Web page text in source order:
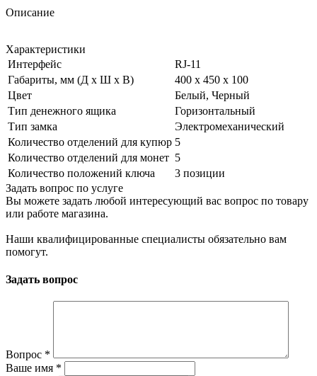
Описание
Характеристики
Интерфейс
RJ-11
Габариты, мм (Д x Ш x В)
400 x 450 x 100
Цвет
Белый, Черный
Тип денежного ящика
Горизонтальный
Тип замка
Электромеханический
Количество отделений для купюр 5
Количество отделений для монет 5
Количество положений ключа
3 позиции
Задать вопрос по услуге
Вы можете задать любой интересующий вас вопрос по товару
или работе магазина.
Наши квалифицированные специалисты обязательно вам
помогут.
Задать вопрос
Вопрос *
Ваше имя *